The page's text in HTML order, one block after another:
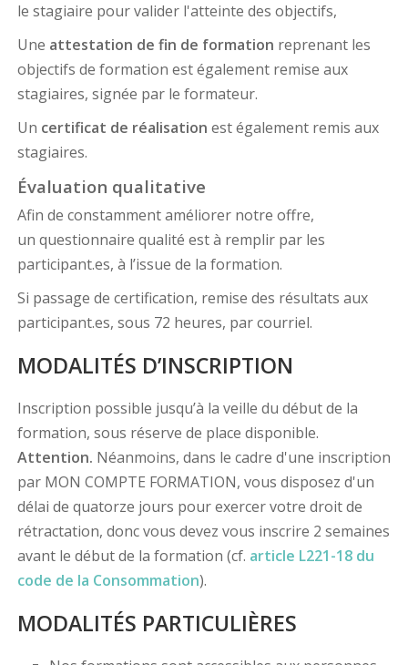
le stagiaire pour valider l'atteinte des objectifs,
Une attestation de fin de formation reprenant les
objectifs de formation est également remise aux
stagiaires, signée par le formateur.
Un certificat de réalisation est également remis aux
stagiaires.
Évaluation qualitative
Afin de constamment améliorer notre offre,
un questionnaire qualité est à remplir par les
participant.es, à l’issue de la formation.
Si passage de certification, remise des résultats aux
participant.es, sous 72 heures, par courriel.
MODALITÉS D’INSCRIPTION
Inscription possible jusqu’à la veille du début de la
formation, sous réserve de place disponible.
Attention. Néanmoins, dans le cadre d'une inscription
par MON COMPTE FORMATION, vous disposez d'un
délai de quatorze jours pour exercer votre droit de
rétractation, donc vous devez vous inscrire 2 semaines
avant le début de la formation (cf. article L221-18 du
code de la Consommation).
MODALITÉS PARTICULIÈRES